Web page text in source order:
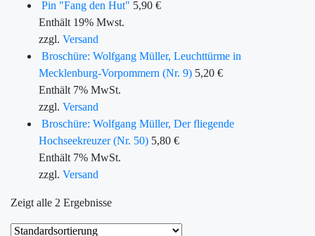
Pin "Fang den Hut" 5,90 €
Enthält 19% Mwst.
zzgl. Versand
Broschüre: Wolfgang Müller, Leuchttürme in
Mecklenburg-Vorpommern (Nr. 9) 5,20 €
Enthält 7% MwSt.
zzgl. Versand
Broschüre: Wolfgang Müller, Der fliegende
Hochseekreuzer (Nr. 50) 5,80 €
Enthält 7% MwSt.
zzgl. Versand
Zeigt alle 2 Ergebnisse